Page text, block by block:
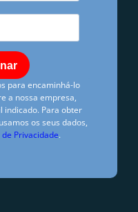
para encaminhá-lo
a nossa empresa,
indicado. Para obter
os seus dados,
de Privacidade.